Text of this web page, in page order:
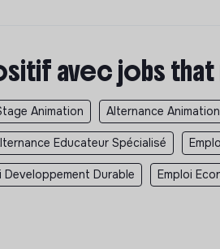
avec jobs
Animation Alternance Animation
Educateur Spécialisé
Developpement Durable Emploi